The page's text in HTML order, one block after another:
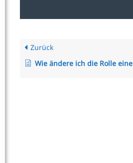
Zurück
Wie ändere ich die Rolle eines Mitarbeiters?